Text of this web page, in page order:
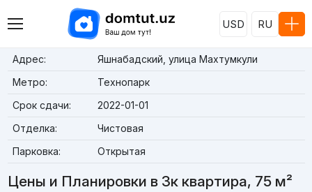
USD RU
Адрес:
Яшнабадский, улица Махтумкули
Метро:
Технопарк
Срок сдачи:
2022-01-01
Отделка:
Чистовая
Парковка:
Открытая
Цены и Планировки в 3к квартира, 75 м²